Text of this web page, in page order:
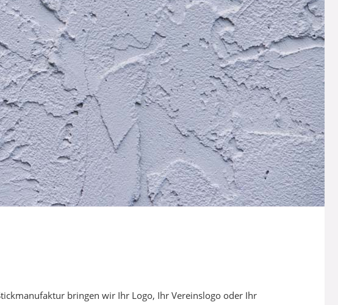
bringen wir Ihr Logo, Ihr Vereinslogo oder Ihr